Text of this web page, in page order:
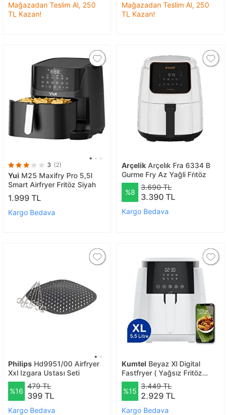
Mağazadan Teslim Al, 250
TL Kazan!
Mağazadan Teslim Al, 250
TL Kazan!
3 (2)
Yui M25 Maxifry Pro 5,5l
Smart Airfryer Fritöz Siyah
1.999 TL
Kargo Bedava
Arçelik Arçeli̇k Fra 6334 B
Gurme Fry Az Yağli Fri̇töz
%8
3.690 TL
3.390 TL
Kargo Bedava
Philips Hd9951/00 Airfryer
Xxl Izgara Ustası Seti
%16
479 TL
399 TL
Kargo Bedava
Kumtel Beyaz Xl Digital
Fastfryer ( Yağsız Fritöz
Airfryer ) Haf-02
%15
3.449 TL
2.929 TL
Kargo Bedava